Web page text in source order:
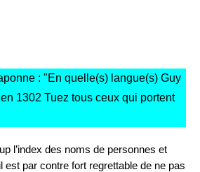
: "En quelle(s) langue(s) Guy
1302 Tuez tous ceux qui portent
l’index des noms de personnes et
est par contre fort regrettable de ne pas